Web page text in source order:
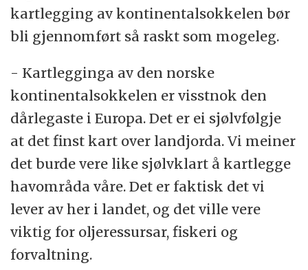
kartlegging av kontinentalsokkelen bør
bli gjennomført så raskt som mogeleg.
- Kartlegginga av den norske
kontinentalsokkelen er visstnok den
dårlegaste i Europa. Det er ei sjølvfølgje
at det finst kart over landjorda. Vi meiner
det burde vere like sjølvklart å kartlegge
havområda våre. Det er faktisk det vi
lever av her i landet, og det ville vere
viktig for oljeressursar, fiskeri og
forvaltning.